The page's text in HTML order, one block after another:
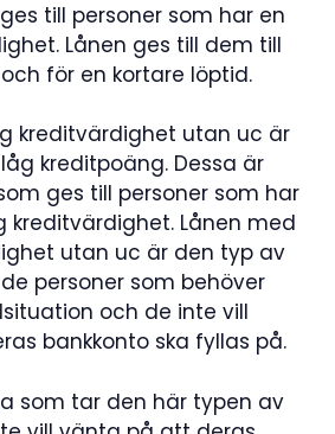
till personer som har en
Lånen ges till dem till
för en kortare löptid.
kreditvärdighet utan uc är
kreditpoäng. Dessa är
ges till personer som har
kreditvärdighet. Lånen med
utan uc är den typ av
personer som behöver
och de inte vill
bankkonto ska fyllas på.
som tar den här typen av